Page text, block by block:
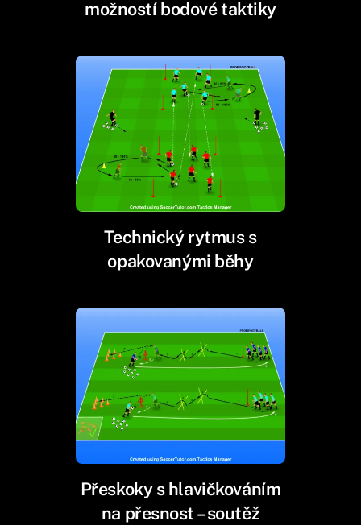
možností bodové taktiky
Technický rytmus s
opakovanými běhy
Přeskoky s hlavičkováním
na přesnost – soutěž